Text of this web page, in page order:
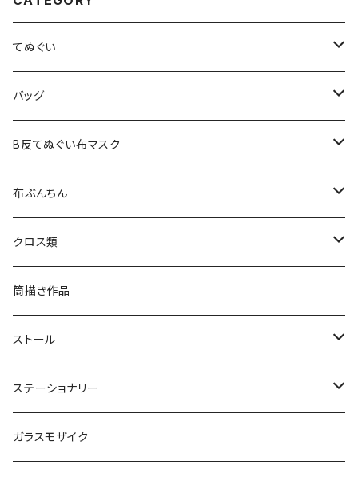
てぬぐい
シルクスクリーン手捺染てぬぐい
注染てぬぐい
B反てぬぐい
バッグ
シングルバッグ
ポシェット
総柄トート
片面トート
裏地付きトートバッグ
B反てぬぐい布マスク
プリーツマスク
立体マスク
布ぶんちん
シルクスクリーン手捺染
紅型
クロス類
スクエアクロス小
スクエアクロス大
スクエアクロス大S
スクエアクロス小S
筒描き作品
ストール
リネガーゼストール
筒ストール
ステーショナリー
上製本ノート
ガラスモザイク